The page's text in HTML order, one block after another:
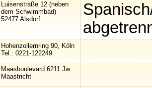
Luisenstraße 12 (neben
dem Schwimmbad)
52477 Alsdorf
Hohenzollernring 90, Köln
Tel.: 0221-122249
Maasboulevard 6211 Jw
Maastricht